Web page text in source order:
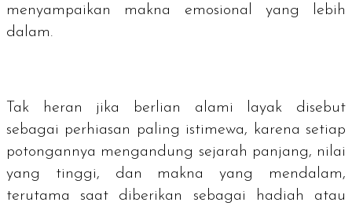
menyampaikan makna emosional yang lebih
dalam.
Tak heran jika berlian alami layak disebut
sebagai perhiasan paling istimewa, karena setiap
potongannya mengandung sejarah panjang, nilai
yang tinggi, dan makna yang mendalam,
terutama saat diberikan sebagai hadiah atau